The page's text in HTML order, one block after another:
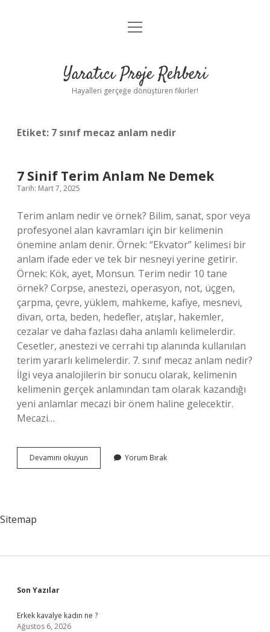
Anasayfa
Yasal Uyarı
menüyü
Yaratıcı Proje Rehberi
Hayalleri gerçeğe dönüştüren fikirler!
Etiket: 7 sınıf mecaz anlam nedir
7 Sinif Terim Anlam Ne Demek
Tarih: Mart 7, 2025
Terim anlam nedir ve örnek? Bilim, sanat, spor veya
profesyonel alan kavramları için bir kelimenin
önemine anlam denir. Örnek: “Ekvator” kelimesi bir
anlam ifade eder ve tek bir nesneyi yerine getirir.
Örnek: Kök, ayet, Monsun. Terim nedir 10 tane
örnek? Corpse, anestezi, operasyon, not, üçgen,
çarpma, çevre, yüklem, mahkeme, kafiye, mesnevi,
divan, orta, beden, hedefler, atışlar, hakemler,
cezalar ve daha fazlası daha anlamlı kelimelerdir.
Cesetler, anestezi ve cerrahi tıp alanında kullanılan
terim yararlı kelimelerdir. 7. sınıf mecaz anlam nedir?
İlgi veya analojilerin bir sonucu olarak, kelimenin
kelimenin gerçek anlamından tam olarak kazandığı
yeni anlamlar mecazi bir önem haline gelecektir.
Mecazi…
Devamını okuyun
Sinif
Yorum Bırak
Sitemap
Sidebar
Son Yazılar
Erkek kavalye kadın ne ?
Ağustos 6, 2026